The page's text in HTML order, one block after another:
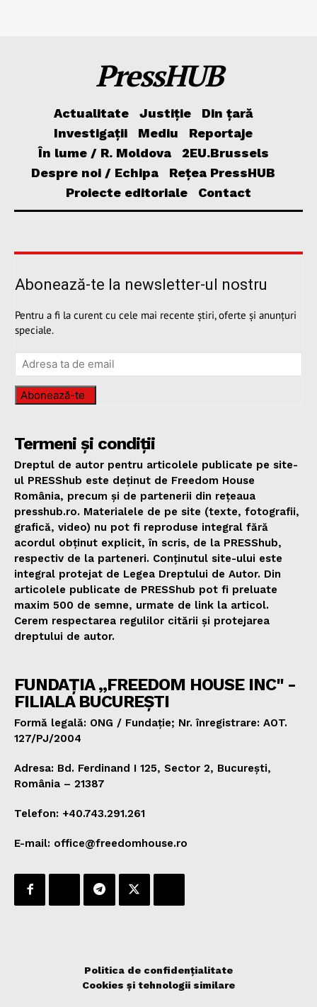
PressHUB
Actualitate Justiție
Din țară
Investigații
Mediu
Reportaje
În lume / R. Moldova
2EU.Brussels
Despre noi / Echipa
Rețea PressHUB
Proiecte editoriale
Contact
Abonează-te la newsletter-ul nostru
Pentru a fi la curent cu cele mai recente știri, oferte și anunțuri
speciale.
Abonează-te
Termeni și condiții
Dreptul de autor pentru articolele publicate pe site-
ul PRESShub este deținut de Freedom House
România, precum și de partenerii din rețeaua
presshub.ro. Materialele de pe site (texte, fotografii,
grafică, video) nu pot fi reproduse integral fără
acordul obținut explicit, în scris, de la PRESShub,
respectiv de la parteneri. Conținutul site-ului este
integral protejat de Legea Dreptului de Autor. Din
articolele publicate de PRESShub pot fi preluate
maxim 500 de semne, urmate de link la articol.
Cerem respectarea regulilor citării și protejarea
dreptului de autor.
FUNDAȚIA „FREEDOM HOUSE INC" -
FILIALA BUCUREȘTI
Formă legală: ONG / Fundație; Nr. înregistrare: AOT.
127/PJ/2004
Adresa: Bd. Ferdinand I 125, Sector 2, București,
România – 21387
Telefon: +40.743.291.261
E-mail: office@freedomhouse.ro
Politica de confidențialitate
Cookies și tehnologii similare